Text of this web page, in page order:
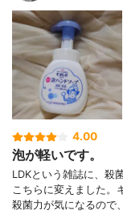
4.00
泡が軽いです。
LDKという雑誌に、殺
こちらに変えました。
殺菌力が気になるので